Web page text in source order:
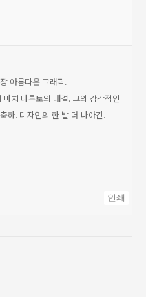
아름다운 그래픽.
치 나루토의 대결. 그의 감각적인
하. 디자인의 한 발 더 나아간.
인쇄